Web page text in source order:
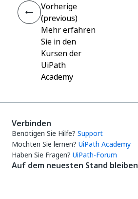
Vorherige
(previous)
Mehr erfahren
Sie in den
Kursen der
UiPath
Academy
Verbinden
Benötigen Sie Hilfe? Support
Möchten Sie lernen? UiPath Academy
Haben Sie Fragen? UiPath-Forum
Auf dem neuesten Stand bleiben